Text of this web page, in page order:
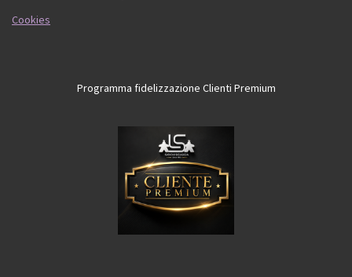
Cookies
Programma fidelizzazione Clienti Premium